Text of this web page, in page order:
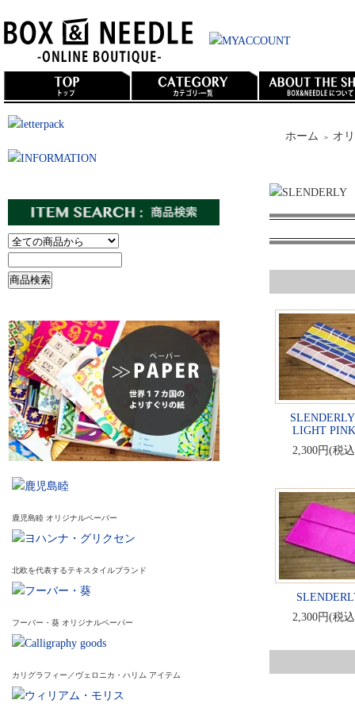
鹿児島睦 オリジナルペーパー
北欧を代表するテキスタイルブランド
フーバー・葵 オリジナルペーパー
カリグラフィー／ヴェロニカ・ハリム アイテム
ホーム ＞ オ
LIGHT
2,300円(税
2,300円(税